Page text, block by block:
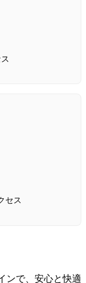
セス
ンで、安心と快適